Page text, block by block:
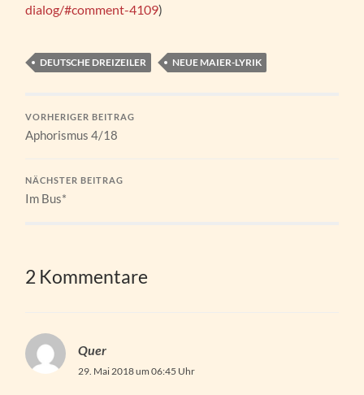
dialog/#comment-4109)
DEUTSCHE DREIZEILER NEUE MAIER-LYRIK
VORHERIGER BEITRAG
Aphorismus 4/18
NÄCHSTER BEITRAG
Im Bus*
2 Kommentare
Quer
29. Mai 2018 um 06:45 Uhr